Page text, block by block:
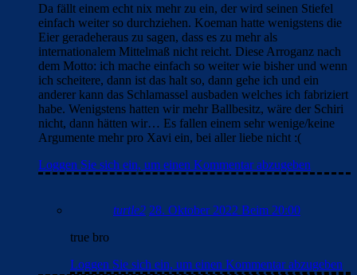
Da fällt einem echt nix mehr zu ein, der wird seinen Stiefel
einfach weiter so durchziehen. Koeman hatte wenigstens die
Eier geradeheraus zu sagen, dass es zu mehr als
internationalem Mittelmaß nicht reicht. Diese Arroganz nach
dem Motto: ich mache einfach so weiter wie bisher und wenn
ich scheitere, dann ist das halt so, dann gehe ich und ein
anderer kann das Schlamassel ausbaden welches ich fabriziert
habe. Wenigstens hatten wir mehr Ballbesitz, wäre der Schiri
nicht, dann hätten wir… Es fallen einem sehr wenige/keine
Argumente mehr pro Xavi ein, bei aller liebe nicht :(
Loggen Sie sich ein, um einen Kommentar abzugeben
turtle2 28. Oktober 2022 Beim 20:00
true bro
Loggen Sie sich ein, um einen Kommentar abzugeben